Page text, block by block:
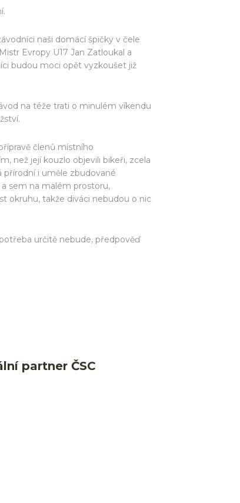
naši domácí špičky v čele
Evropy U17 Jan Zatloukal a
budou moci opět vyzkoušet již
na téže trati o minulém víkendu
členů místního
než její kouzlo objevili bikeři, zcela
přírodní i uměle zbudované
sem na malém prostoru,
okruhu, takže diváci nebudou o nic
určitě nebude, předpověď
partner ČSC